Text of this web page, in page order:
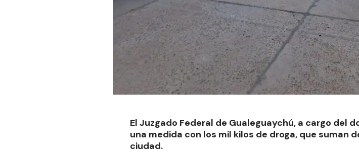
El Juzgado Federal de Gualeguaychú, a cargo del
una medida con los mil kilos de droga, que suman
ciudad.